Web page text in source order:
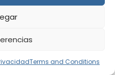
Terms and Conditions
pasar fotos de tu
a tu teléfono móvil?,
documentos,